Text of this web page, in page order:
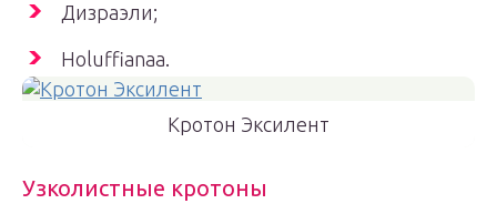
Дизраэли;
Holuffianaa.
Кротон Эксилент
Узколистные кротоны